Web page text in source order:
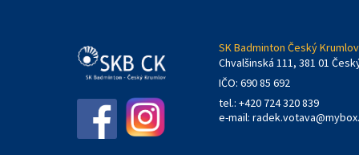
SK Badminton Český
Chvalšinská 111, 381 01
IČO: 690 85 692
tel.: +420 724 320 839
e-mail: